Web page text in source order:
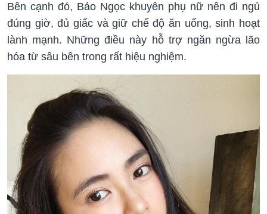
Bên cạnh đó, Bảo Ngọc khuyên phụ nữ nên đi ngủ
đúng giờ, đủ giấc và giữ chế độ ăn uống, sinh hoạt
lành mạnh. Những điều này hỗ trợ ngăn ngừa lão
hóa từ sâu bên trong rất hiệu nghiệm.